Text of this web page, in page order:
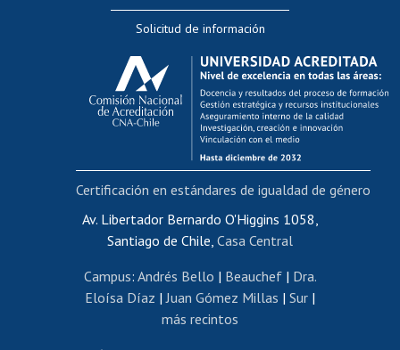
Evaluación docente
Calificación académica
Postulación al AUCAI
Funcionarias/os
Cursos internos de capacitación
Bienestar del personal
Portal de movilidad interna
Certificado de renta
Certificado de renta honorarios
Editar páginas blancas
Extranjeras/os
Solicitud de información
Av. Libertador Bernardo O'Higgins 1058,
Santiago de Chile, Casa Central
Campus: Andrés Bello | Beauchef| Dra.
Eloísa Díaz |Juan Gómez Millas | Sur |
más recintos
Certificación en estándares de igualdad de género